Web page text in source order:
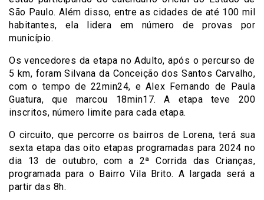
São Paulo. Além disso, entre as cidades de até 100 mil
habitantes, ela lidera em número de provas por
município.
Os vencedores da etapa no Adulto, após o percurso de
5 km, foram Silvana da Conceição dos Santos Carvalho,
com o tempo de 22min24, e Alex Fernando de Paula
Guatura, que marcou 18min17. A etapa teve 200
inscritos, número limite para cada etapa.
O circuito, que percorre os bairros de Lorena, terá sua
sexta etapa das oito etapas programadas para 2024 no
dia 13 de outubro, com a 2ª Corrida das Crianças,
programada para o Bairro Vila Brito. A largada será a
partir das 8h.